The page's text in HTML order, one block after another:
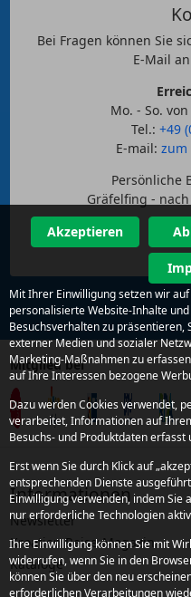
Bei Fragen können Sie
E-Mail
Mo. - So.
Tel.: +49
E-mail: zum
Persönliche
Gräfelfing -
Mitglied bei
Informationen
Newsletter
Kroatien Reise-Magazin
Kataloge
Akzeptieren
Mit Ihrer Einwilligung setzen wir
personalisierte Website-Inhalte
Besuchsverhalten zu präsentieren,
externer Medien und sozialer
Marketing-Maßnahmen zu
auf Ihre Interessen bezogene
Dazu werden Cookies verwendet,
verarbeitet, Informationen auf
Besuchs- und Produktdaten
Erst wenn Sie durch Klick auf
entsprechenden Dienste
Einwilligung verwenden, indem Sie
nur erforderliche Technologien
Ihre Einwilligung können Sie mit
widerrufen, wenn Sie in den
können Sie über den neu
erforderlichen Verarbeitungen